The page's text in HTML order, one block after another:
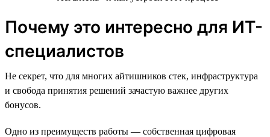
Почему это интересно для ИТ-
специалистов
Не секрет, что для многих айтишников стек, инфраструктура
и свобода принятия решений зачастую важнее других
бонусов.
Одно из преимуществ работы — собственная цифровая